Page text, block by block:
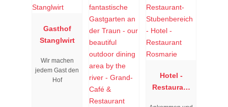
Gasthof
Stanglwirt
Wir machen
jedem Gast den
Hof
Hotel -
Restaurant